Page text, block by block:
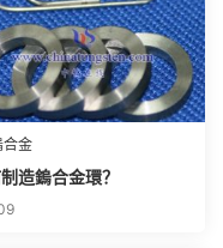
合金
造鎢合金環？